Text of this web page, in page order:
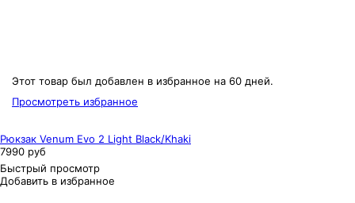
Этот товар был добавлен в избранное на 60 дней.
Просмотреть избранное
Рюкзак Venum Evo 2 Light Black/Khaki
7990 руб
Быстрый просмотр
Добавить в избранное